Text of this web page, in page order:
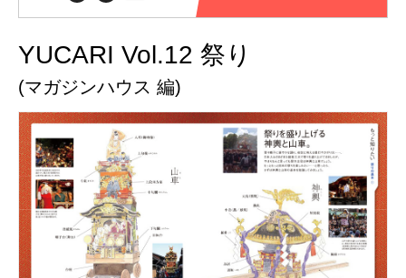
YUCARI Vol.12 祭り
(マガジンハウス 編)